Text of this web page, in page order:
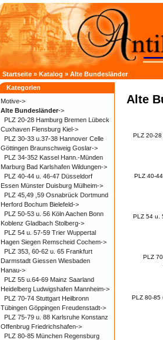
Startseite » Katalog » Alte Bundesländer
Alte
PLZ 20-
PLZ 40-
PLZ 54 u.
PLZ
PLZ 80-85
Kategorien
Motive->
Alte Bundesländer->
PLZ 20-28 Hamburg Bremen Lübeck
Cuxhaven Flensburg Kiel->
PLZ 30-33 u.37-38 Hannover Celle
Göttingen Braunschweig Goslar->
PLZ 34-352 Kassel Hann.-Münden
Marburg Bad Karlshafen Wildungen->
PLZ 40-44 u. 46-47 Düsseldorf
Essen Münster Duisburg Mülheim->
PLZ 45,49 ,59 Osnabrück Dortmund
Herford Bochum Bielefeld->
PLZ 50-53 u. 56 Köln Aachen Bonn
Koblenz Gladbach Stolberg->
PLZ 54 u. 57-59 Trier Wuppertal
Hagen Siegen Remscheid Cochem->
PLZ 353, 60-62 u. 65 Frankfurt
Darmstadt Giessen Wiesbaden
Hanau->
PLZ 55 u.64-69 Mainz Saarland
Heidelberg Ludwigshafen Mannheim->
PLZ 70-74 Stuttgart Heilbronn
Tübingen Göppingen Freudenstadt->
PLZ 75-79 u. 88 Karlsruhe Konstanz
Offenbrug Friedrichshafen->
PLZ 80-85 München Regensburg